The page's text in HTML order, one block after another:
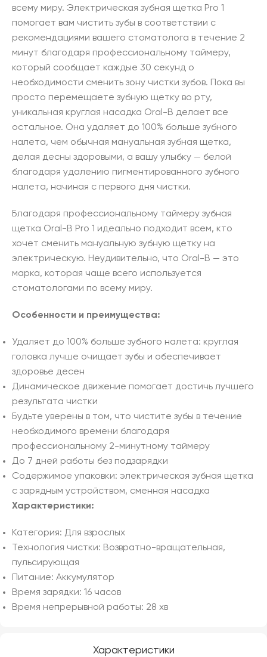
Характеристики
всему миру. Электрическая зубная щетка Pro 1
помогает вам чистить зубы в соответствии с
рекомендациями вашего стоматолога в течение 2
минут благодаря профессиональному таймеру,
который сообщает каждые 30 секунд о
необходимости сменить зону чистки зубов. Пока вы
просто перемещаете зубную щетку во рту,
уникальная круглая насадка Oral-B делает все
остальное. Она удаляет до 100% больше зубного
налета, чем обычная мануальная зубная щетка,
делая десны здоровыми, а вашу улыбку — белой
благодаря удалению пигментированного зубного
налета, начиная с первого дня чистки.
Благодаря профессиональному таймеру зубная
щетка Oral-B Pro 1 идеально подходит всем, кто
хочет сменить мануальную зубную щетку на
электрическую. Неудивительно, что Oral-B — это
марка, которая чаще всего используется
стоматологами по всему миру.
Особенности и преимущества:
Удаляет до 100% больше зубного налета: круглая
головка лучше очищает зубы и обеспечивает
здоровье десен
Динамическое движение помогает достичь лучшего
результата чистки
Будьте уверены в том, что чистите зубы в течение
необходимого времени благодаря
профессиональному 2-минутному таймеру
До 7 дней работы без подзарядки
Содержимое упаковки: электрическая зубная щетка
с зарядным устройством, сменная насадка
Характеристики:
Категория: Для взрослых
Технология чистки: Возвратно-вращательная,
пульсирующая
Питание: Аккумулятор
Время зарядки: 16 часов
Время непрерывной работы: 28 хв